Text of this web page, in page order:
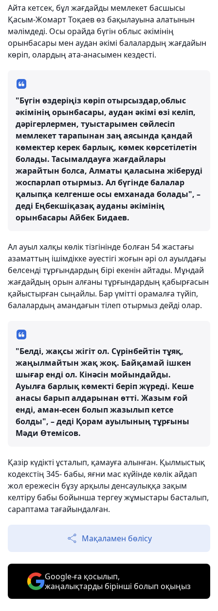
Айта кетсек, бұл жағдайды мемлекет басшысы
Қасым-Жомарт Тоқаев өз бақылауына алатынын
мәлімдеді. Осы орайда бүгін облыс әкімінің
орынбасары мен аудан әкімі балалардың жағдайын
көріп, олардың ата-анасымен кездесті.
"Бүгін өздеріңіз көріп отырсыздар,облыс
әкімінің орынбасары, аудан әкімі өзі келіп,
дәрігерлермен, туыстарымен сөйлесіп
мемлекет тарапынан заң аясында қандай
көмектер керек барлық, көмек көрсетілетін
болады. Тасымалдауға жағдайлары
жарайтын болса, Алматы қаласына жіберуді
жоспарлап отырмыз. Ал бүгінде балалар
қалыпқа келгенше осы емханада болады", –
деді Еңбекшіқазақ ауданы әкімінің
орынбасары Айбек Бидаев.
Ал ауыл халқы көлік тізгінінде болған 54 жастағы
азаматтың ішімдікке әуестігі жоғын әрі ол ауылдағы
белсенді тұрғындардың бірі екенін айтады. Мұндай
жағдайдың орын алғаны тұрғындардың қабырғасын
қайыстырған сыңайлы. Бар үмітті орамалға түйіп,
балалардың амандағын тілеп отырмыз дейді олар.
"Белді, жақсы жігіт ол. Сүрінбейтін тұяқ,
жаңылмайтын жақ жоқ. Байқамай ішкен
шығар енді ол. Кінәсін мойындайды.
Ауылға барлық көмекті беріп жүреді. Кеше
анасы барып алдарынан өтті. Жазым ғой
енді, аман-есен болып жазылып кетсе
болды", – деді Қорам ауылының тұрғыны
Мәди Өтемісов.
Қазір күдікті ұсталып, қамауға алынған. Қылмыстық
кодекстің 345- бабы, яғни мас күйінде көлік айдап
жол ережесін бұзу арқылы денсаулыққа зақым
келтіру бабы бойынша тергеу жұмыстары басталып,
сараптама тағайындалған.
Мақаламен бөлісу
Google-ға қосылып,
жаңалықтарды бірінші болып оқыңыз